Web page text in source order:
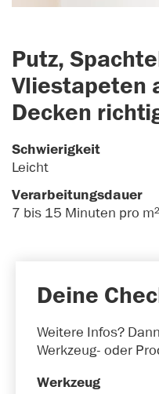
Putz,
Vliestapeten
Decken
Schwierigkeit
Leicht
Verarbeitungsdauer
7 bis 15 Minuten pro m²
Deine
Weitere Infos?
Werkzeug- oder
Werkzeug